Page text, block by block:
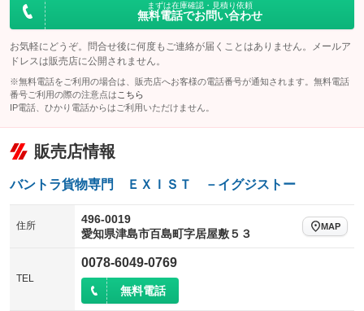
USB入力端子
：装備なし Bluetooth接続
：装備なし
：装備なし ：装備なし
センターデフロック
レンタカーアップ
：装備なし
：装備なし
HID(キセノンライト)
：装備なし ポータブルナビ
：装備なし
バックカメラ
：装備なし ETC
：装備なし
：装備なし ：装備なし
ローダウン
：装備なし
パワーシート 3列シート
ベンチシート
：装備なし
チップアップシート
：装備なし オットマン
：装備なし
電動格納サードシート
：装備なし
ウォークスルー 後席モニター
電動リアゲート
シートエアコン
：装備なし
まずは在庫確認・見積り依頼
無料電話でお問い合わせ
お気軽にどうぞ。問合せ後に何度もご連絡が届くことはありません。メールア
ドレスは販売店に公開されません。
※無料電話をご利用の場合は、販売店へお客様の電話番号が通知されます。無料電話
番号ご利用の際の注意点は こちら
IP電話、ひかり電話からはご利用いただけません。
販売店情報
バントラ貨物専門 ＥＸＩＳＴ －イグジストー
住所
496-0019
愛知県津島市百島町字居屋敷５３
MAP
TEL
0078-6049-0769
無料電話